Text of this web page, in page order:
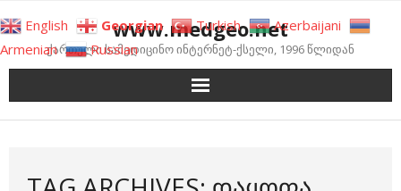
to
content
www.medgeo.net
ქართული სამედიცინო ინტერნეტ-ქსელი, 1996 წლიდან
English Georgian Turkish
Azerbaijani
Armenian
Russian